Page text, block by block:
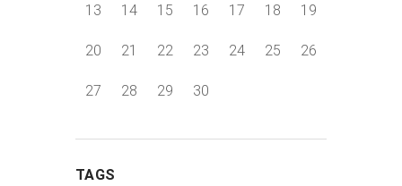
13 14 15 16 17 18 19
20 21 22 23 24 25 26
27 28 29 30
TAGS